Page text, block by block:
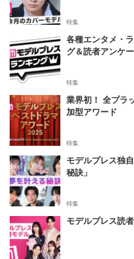
特集
各種エンタメ・
グ＆読者アンケ
特集
業界初！ 全プラ
加型アワード
特集
モデルプレス独
秘訣」
特集
モデルプレス読